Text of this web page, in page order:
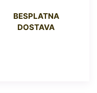
BESPLATNA
DOSTAVA